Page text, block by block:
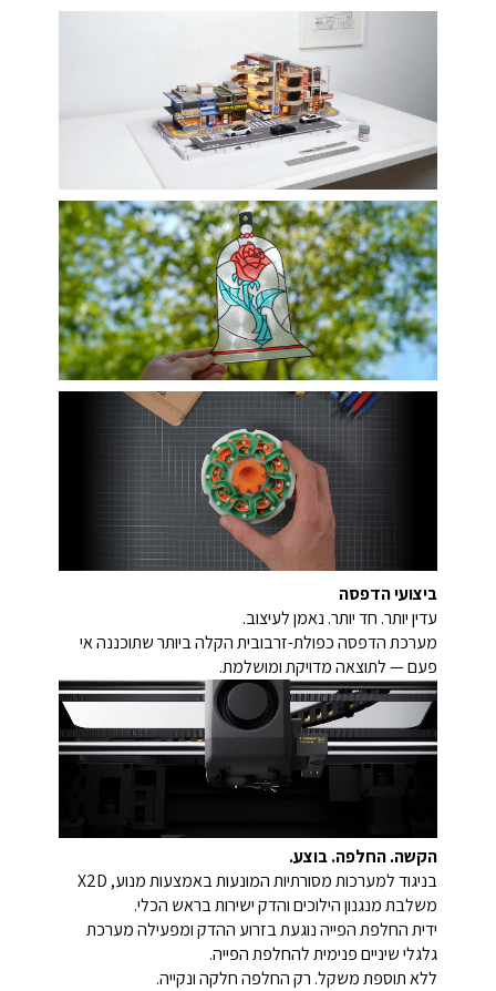
ביצועי הדפסה
עדין יותר. חד יותר. נאמן לעיצוב.
מערכת הדפסה כפולת-זרבובית הקלה ביותר שתוכננה אי
פעם — לתוצאה מדויקת ומושלמת.
הקשה. החלפה. בוצע.
בניגוד למערכות מסורתיות המונעות באמצעות מנוע, ‏‏X2D
משלבת מנגנון הילוכים והדק ישירות בראש הכלי.
ידית החלפת הפייה נוגעת בזרוע ההדק ומפעילה מערכת
גלגלי שיניים פנימית להחלפת הפייה.
ללא תוספת משקל. רק החלפה חלקה ונקייה.